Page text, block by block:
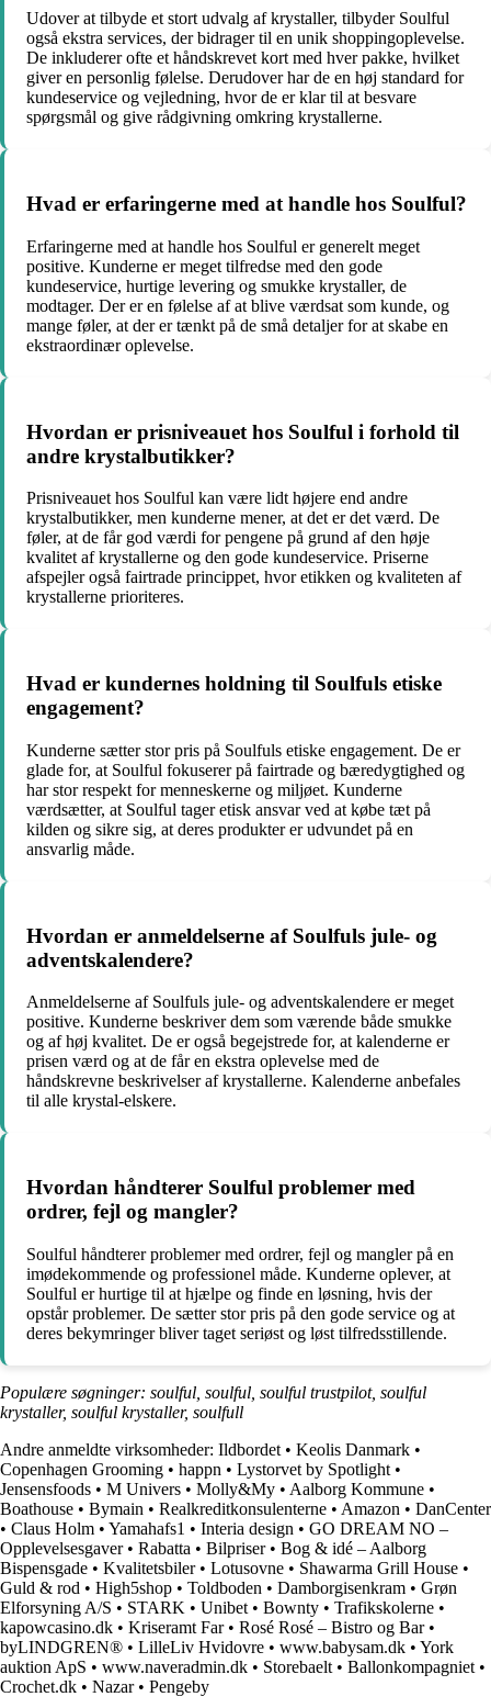
Udover at tilbyde et stort udvalg af krystaller, tilbyder Soulful
også ekstra services, der bidrager til en unik shoppingoplevelse.
De inkluderer ofte et håndskrevet kort med hver pakke, hvilket
giver en personlig følelse. Derudover har de en høj standard for
kundeservice og vejledning, hvor de er klar til at besvare
spørgsmål og give rådgivning omkring krystallerne.
Hvad er erfaringerne med at handle hos Soulful?
Erfaringerne med at handle hos Soulful er generelt meget
positive. Kunderne er meget tilfredse med den gode
kundeservice, hurtige levering og smukke krystaller, de
modtager. Der er en følelse af at blive værdsat som kunde, og
mange føler, at der er tænkt på de små detaljer for at skabe en
ekstraordinær oplevelse.
Hvordan er prisniveauet hos Soulful i forhold til
andre krystalbutikker?
Prisniveauet hos Soulful kan være lidt højere end andre
krystalbutikker, men kunderne mener, at det er det værd. De
føler, at de får god værdi for pengene på grund af den høje
kvalitet af krystallerne og den gode kundeservice. Priserne
afspejler også fairtrade princippet, hvor etikken og kvaliteten af
krystallerne prioriteres.
Hvad er kundernes holdning til Soulfuls etiske
engagement?
Kunderne sætter stor pris på Soulfuls etiske engagement. De er
glade for, at Soulful fokuserer på fairtrade og bæredygtighed og
har stor respekt for menneskerne og miljøet. Kunderne
værdsætter, at Soulful tager etisk ansvar ved at købe tæt på
kilden og sikre sig, at deres produkter er udvundet på en
ansvarlig måde.
Hvordan er anmeldelserne af Soulfuls jule- og
adventskalendere?
Anmeldelserne af Soulfuls jule- og adventskalendere er meget
positive. Kunderne beskriver dem som værende både smukke
og af høj kvalitet. De er også begejstrede for, at kalenderne er
prisen værd og at de får en ekstra oplevelse med de
håndskrevne beskrivelser af krystallerne. Kalenderne anbefales
til alle krystal-elskere.
Hvordan håndterer Soulful problemer med
ordrer, fejl og mangler?
Soulful håndterer problemer med ordrer, fejl og mangler på en
imødekommende og professionel måde. Kunderne oplever, at
Soulful er hurtige til at hjælpe og finde en løsning, hvis der
opstår problemer. De sætter stor pris på den gode service og at
deres bekymringer bliver taget seriøst og løst tilfredsstillende.
Populære søgninger: soulful, soulful, soulful trustpilot, soulful
krystaller, soulful krystaller, soulfull
Andre anmeldte virksomheder: Ildbordet • Keolis Danmark •
Copenhagen Grooming • happn • Lystorvet by Spotlight •
Jensensfoods • M Univers • Molly&My • Aalborg Kommune •
Boathouse • Bymain • Realkreditkonsulenterne • Amazon • DanCenter
• Claus Holm • Yamahafs1 • Interia design • GO DREAM NO –
Opplevelsesgaver• Rabatta • Bilpriser• Bog & idé – Aalborg
Bispensgade • Kvalitetsbiler• Lotusovne • Shawarma Grill House •
Guld & rod • High5shop • Toldboden • Damborgisenkram • Grøn
Elforsyning A/S • STARK • Unibet • Bownty • Trafikskolerne •
kapowcasino.dk • Kriseramt Far• Rosé Rosé – Bistro og Bar•
byLINDGREN® • LilleLiv Hvidovre • www.babysam.dk • York
auktion ApS • www.naveradmin.dk • Storebaelt • Ballonkompagniet •
Crochet.dk • Nazar• Pengeby